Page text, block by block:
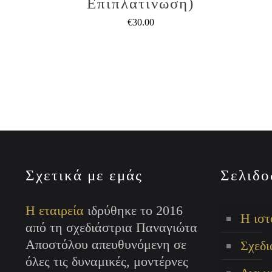
Επιπλατίνωση)
€30.00
παραλλαγές.
μπορούν
επιλεγούν
στη
σελίδα
του
Σχετικά με εμάς
Η εταιρεία ιδρύθηκε το 2016
από τη σχεδιάστρια Παναγιώτα
Αποστόλου απευθυνόμενη σε
όλες τις δυναμικές, μοντέρνες
Η